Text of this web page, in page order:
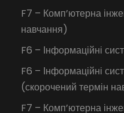
F7 – Комп’ютерна
навчання)
F6 – Інформаційні
F6 – Інформаційні
(скорочений термін
F7 – Комп’ютерна